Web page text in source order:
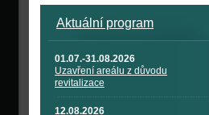
Aktuální program
01.07.-31.08.2026
Uzavření areálu z důvodu
revitalizace
12.08.2026